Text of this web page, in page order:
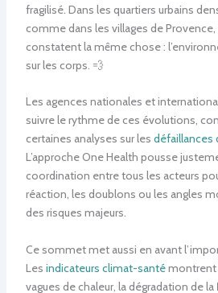
fragilisé. Dans les quartiers urbains
comme dans les villages de
constatent la même chose :
sur les corps. 💨
Les agences nationales et
suivre le rythme de ces évolutions,
certaines analyses sur les défaillances
L’approche One Health pousse
coordination entre tous les acteurs
réaction, les doublons ou les angles
des risques majeurs.
Ce sommet met aussi en avant
Les indicateurs climat-santémontrent
vagues de chaleur, la dégradation de la